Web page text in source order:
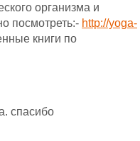
организма и
посмотреть:- http://yoga-
книги по
спасибо